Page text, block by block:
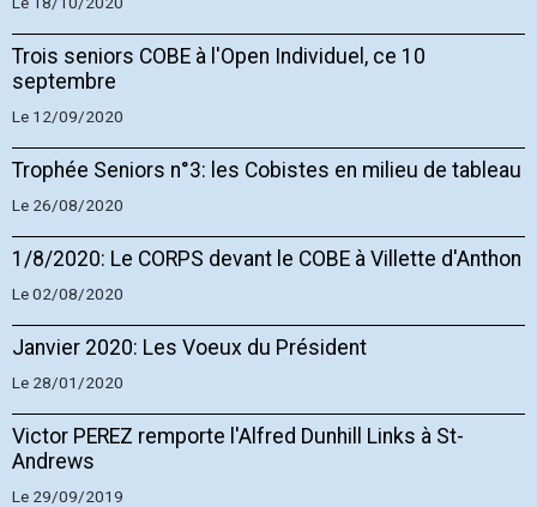
Trois seniors COBE à l'Open Individuel, ce 10
septembre
Le 12/09/2020
Trophée Seniors n°3: les Cobistes en milieu de tableau
Le 26/08/2020
1/8/2020: Le CORPS devant le COBE à Villette d'Anthon
Le 02/08/2020
Janvier 2020: Les Voeux du Président
Le 28/01/2020
Victor PEREZ remporte l'Alfred Dunhill Links à St-
Andrews
Le 29/09/2019